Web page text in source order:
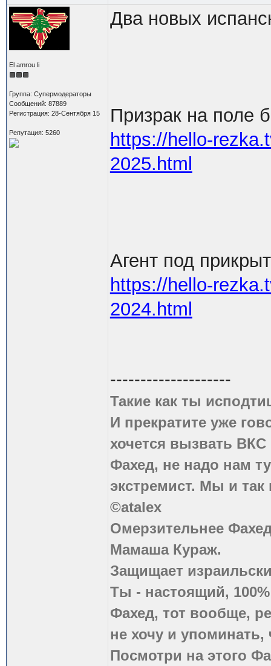
El amrou li
Группа: Супермодераторы
Сообщений: 87889
Регистрация: 28-Сентября 15
Репутация: 5260
Два новых
Призрак на поле
https://hello-
2025.html
Агент под
https://hello-
2024.html
--------------------
Такие как ты
И прекратите уже
хочется вызвать
Фахед, не надо нам
экстремист. Мы и
©atalex
Омерзительнее
Мамаша Кураж.
Защищает
Ты - настоящий,
Фахед, тот вообще,
не хочу и
Посмотри на этого